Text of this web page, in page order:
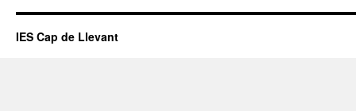
IES Cap de Llevant